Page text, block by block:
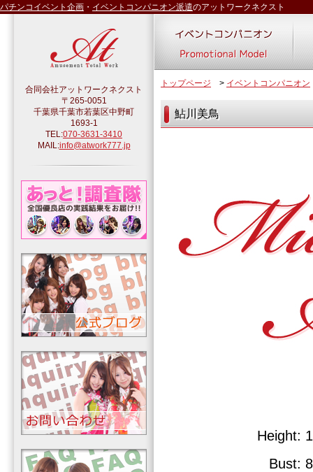
パチンコイベント企画 ・ イベントコンパニオン派遣のアットワークネクスト
合同会社アットワークネクスト
〒265-0051
千葉県千葉市若葉区中野町
1693-1
TEL:070-3631-3410
MAIL:info@atwork777.jp
トップページ > イベントコンパニオン
鮎川美鳥
Height
Bust
:
: